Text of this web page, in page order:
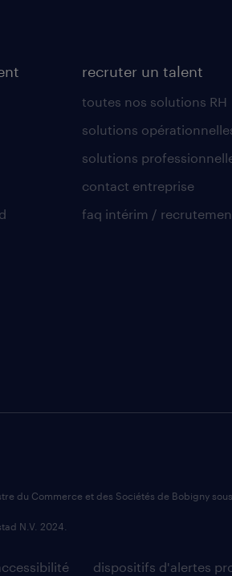
recruter un talent
toutes nos solutions RH
solutions
solutions
contact entreprise
faq intérim /
dispositifs d'alertes
du Commerce et des Sociétés de Bobigny
N.V. 2024.